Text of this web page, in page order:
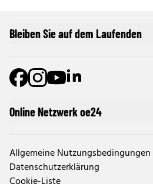
Online Netzwerk oe24
Allgemeine Nutzungsbedingungen
Datenschutzerklärung
Bleiben Sie auf dem Laufenden